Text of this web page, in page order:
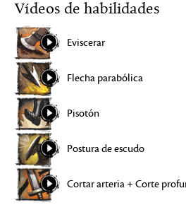
Vídeos de habilidades
Eviscerar
Flecha parabólica
Pisotón
Postura de escudo
Cortar arteria + Corte